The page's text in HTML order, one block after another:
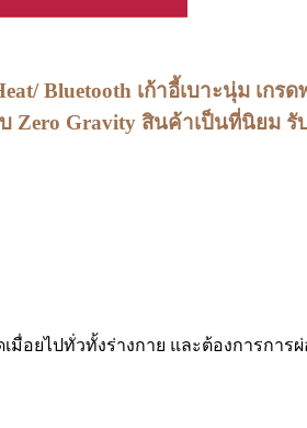
Bluetooth เก้าอี้เบาะนุ่ม เกร
Zero Gravity สินค้าเป็นที่นิยม
ยไปทั่วทั้งร่างกาย และต้องการการ